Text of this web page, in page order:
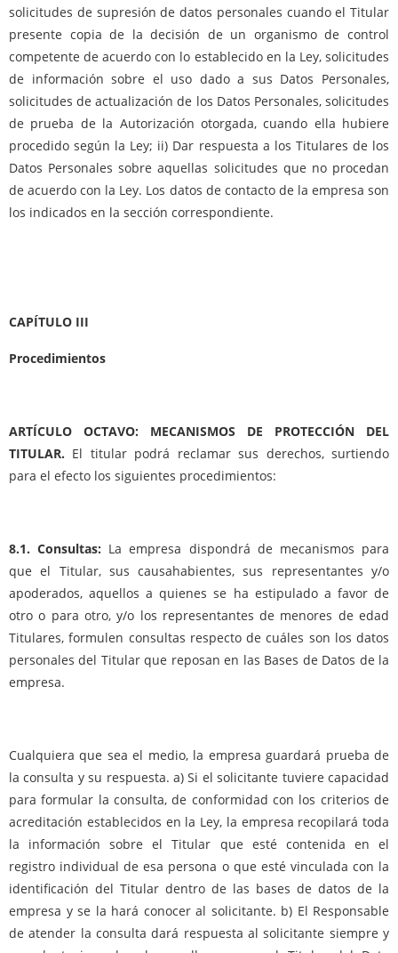
solicitudes de supresión de datos personales cuando el Titular
presente copia de la decisión de un organismo de control
competente de acuerdo con lo establecido en la Ley, solicitudes
de información sobre el uso dado a sus Datos Personales,
solicitudes de actualización de los Datos Personales, solicitudes
de prueba de la Autorización otorgada, cuando ella hubiere
procedido según la Ley; ii) Dar respuesta a los Titulares de los
Datos Personales sobre aquellas solicitudes que no procedan
de acuerdo con la Ley. Los datos de contacto de la empresa son
los indicados en la sección correspondiente.
CAPÍTULO III
Procedimientos
ARTÍCULO OCTAVO: MECANISMOS DE PROTECCIÓN DEL
TITULAR. El titular podrá reclamar sus derechos, surtiendo
para el efecto los siguientes procedimientos:
8.1. Consultas: La empresa dispondrá de mecanismos para
que el Titular, sus causahabientes, sus representantes y/o
apoderados, aquellos a quienes se ha estipulado a favor de
otro o para otro, y/o los representantes de menores de edad
Titulares, formulen consultas respecto de cuáles son los datos
personales del Titular que reposan en las Bases de Datos de la
empresa.
Cualquiera que sea el medio, la empresa guardará prueba de
la consulta y su respuesta. a) Si el solicitante tuviere capacidad
para formular la consulta, de conformidad con los criterios de
acreditación establecidos en la Ley, la empresa recopilará toda
la información sobre el Titular que esté contenida en el
registro individual de esa persona o que esté vinculada con la
identificación del Titular dentro de las bases de datos de la
empresa y se la hará conocer al solicitante. b) El Responsable
de atender la consulta dará respuesta al solicitante siempre y